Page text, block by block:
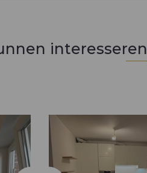
interesseren